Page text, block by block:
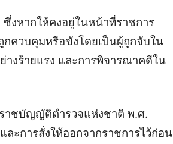
งหากให้คงอยู่ในหน้าที่ราชการ
กควบคุมหรือขังโดยเป็นผู้ถูกจับใน
างร้ายแรง และการพิจารณาคดีใน
าชบัญญัติตำรวจแห่งชาติ พ.ศ.
ะการสั่งให้ออกจากราชการไว้ก่อน